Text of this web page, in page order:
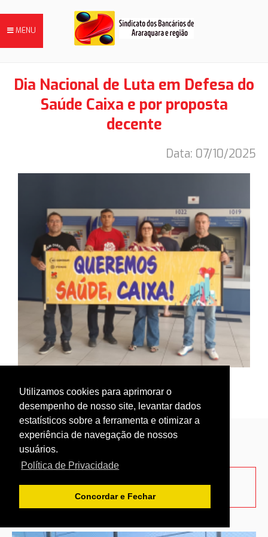
Utilizamos cookies para aprimorar o
desempenho de nosso site, levantar dados
estatísticos sobre a ferramenta e otimizar a
experiência de navegação de nossos
usuários.
Política de Privacidade
Concordar e Fechar
FILIE-SE
HISTÓRIA
ACORDOS COLETIVOS
GALERIAS
FALE CONOSCO
BAIXE O ESTATUTO
2026-
bancariosararaquara.org.br
Desenvolvido por:
MENU
Dia Nacional de Luta em Defesa do
Saúde Caixa e por proposta
decente
Data: 07/10/2025
Anterior Próximo
OUTRAS GALERIAS